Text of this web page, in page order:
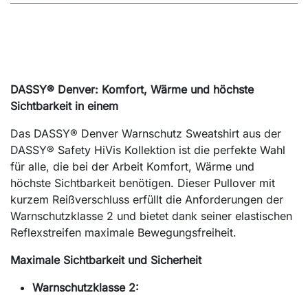
DASSY® Denver: Komfort, Wärme und höchste
Sichtbarkeit in einem
Das DASSY® Denver Warnschutz Sweatshirt aus der
DASSY® Safety HiVis Kollektion ist die perfekte Wahl
für alle, die bei der Arbeit Komfort, Wärme und
höchste Sichtbarkeit benötigen. Dieser Pullover mit
kurzem Reißverschluss erfüllt die Anforderungen der
Warnschutzklasse 2 und bietet dank seiner elastischen
Reflexstreifen maximale Bewegungsfreiheit.
Maximale Sichtbarkeit und Sicherheit
Warnschutzklasse 2: